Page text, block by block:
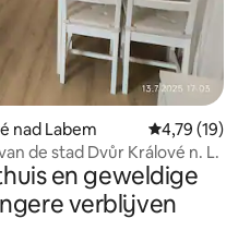
nad Labem Gemiddelde
4,79 (19)
de stad Dvůr Králové n. L.
en geweldige
verblijven